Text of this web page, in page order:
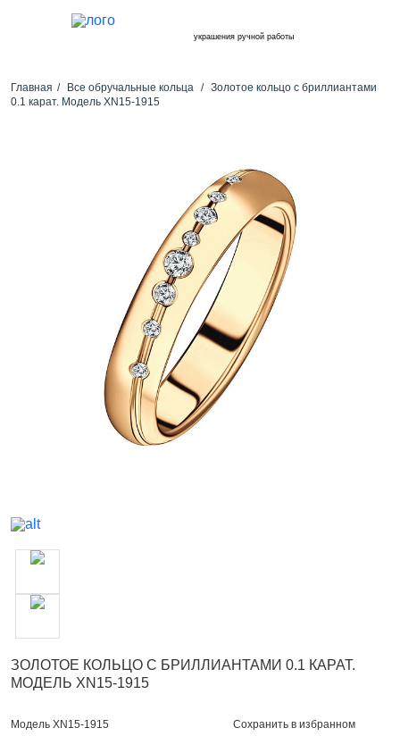
украшения ручной работы
Главная Все обручальные кольца
Золотое кольцо с бриллиантами
0.1 карат. Модель XN15-1915
ЗОЛОТОЕ КОЛЬЦО С БРИЛЛИАНТАМИ 0.1 КАРАТ.
МОДЕЛЬ XN15-1915
Модель XN15-1915 Сохранить в избранном